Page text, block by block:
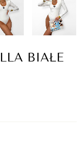
BIAŁE